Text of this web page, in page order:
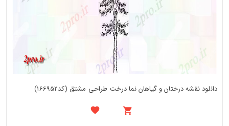
دانلود نقشه درختان و گیاهان نما درخت طراحی مشتق (کد166952)